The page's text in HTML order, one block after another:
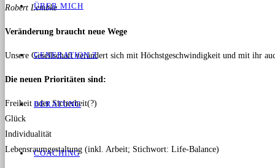
ÜBER MICH
GENERATION Z
BERATUNG
COACHING
Robert Lembke
Veränderung braucht neue Wege
Unsere Gesellschaft verändert sich mit Höchstgeschwindigkeit und mit ihr
Die neuen Prioritäten sind:
Freiheit oder Sicherheit(?)
Glück
Individualität
Lebensraumgestaltung (inkl. Arbeit; Stichwort: Life-Balance)